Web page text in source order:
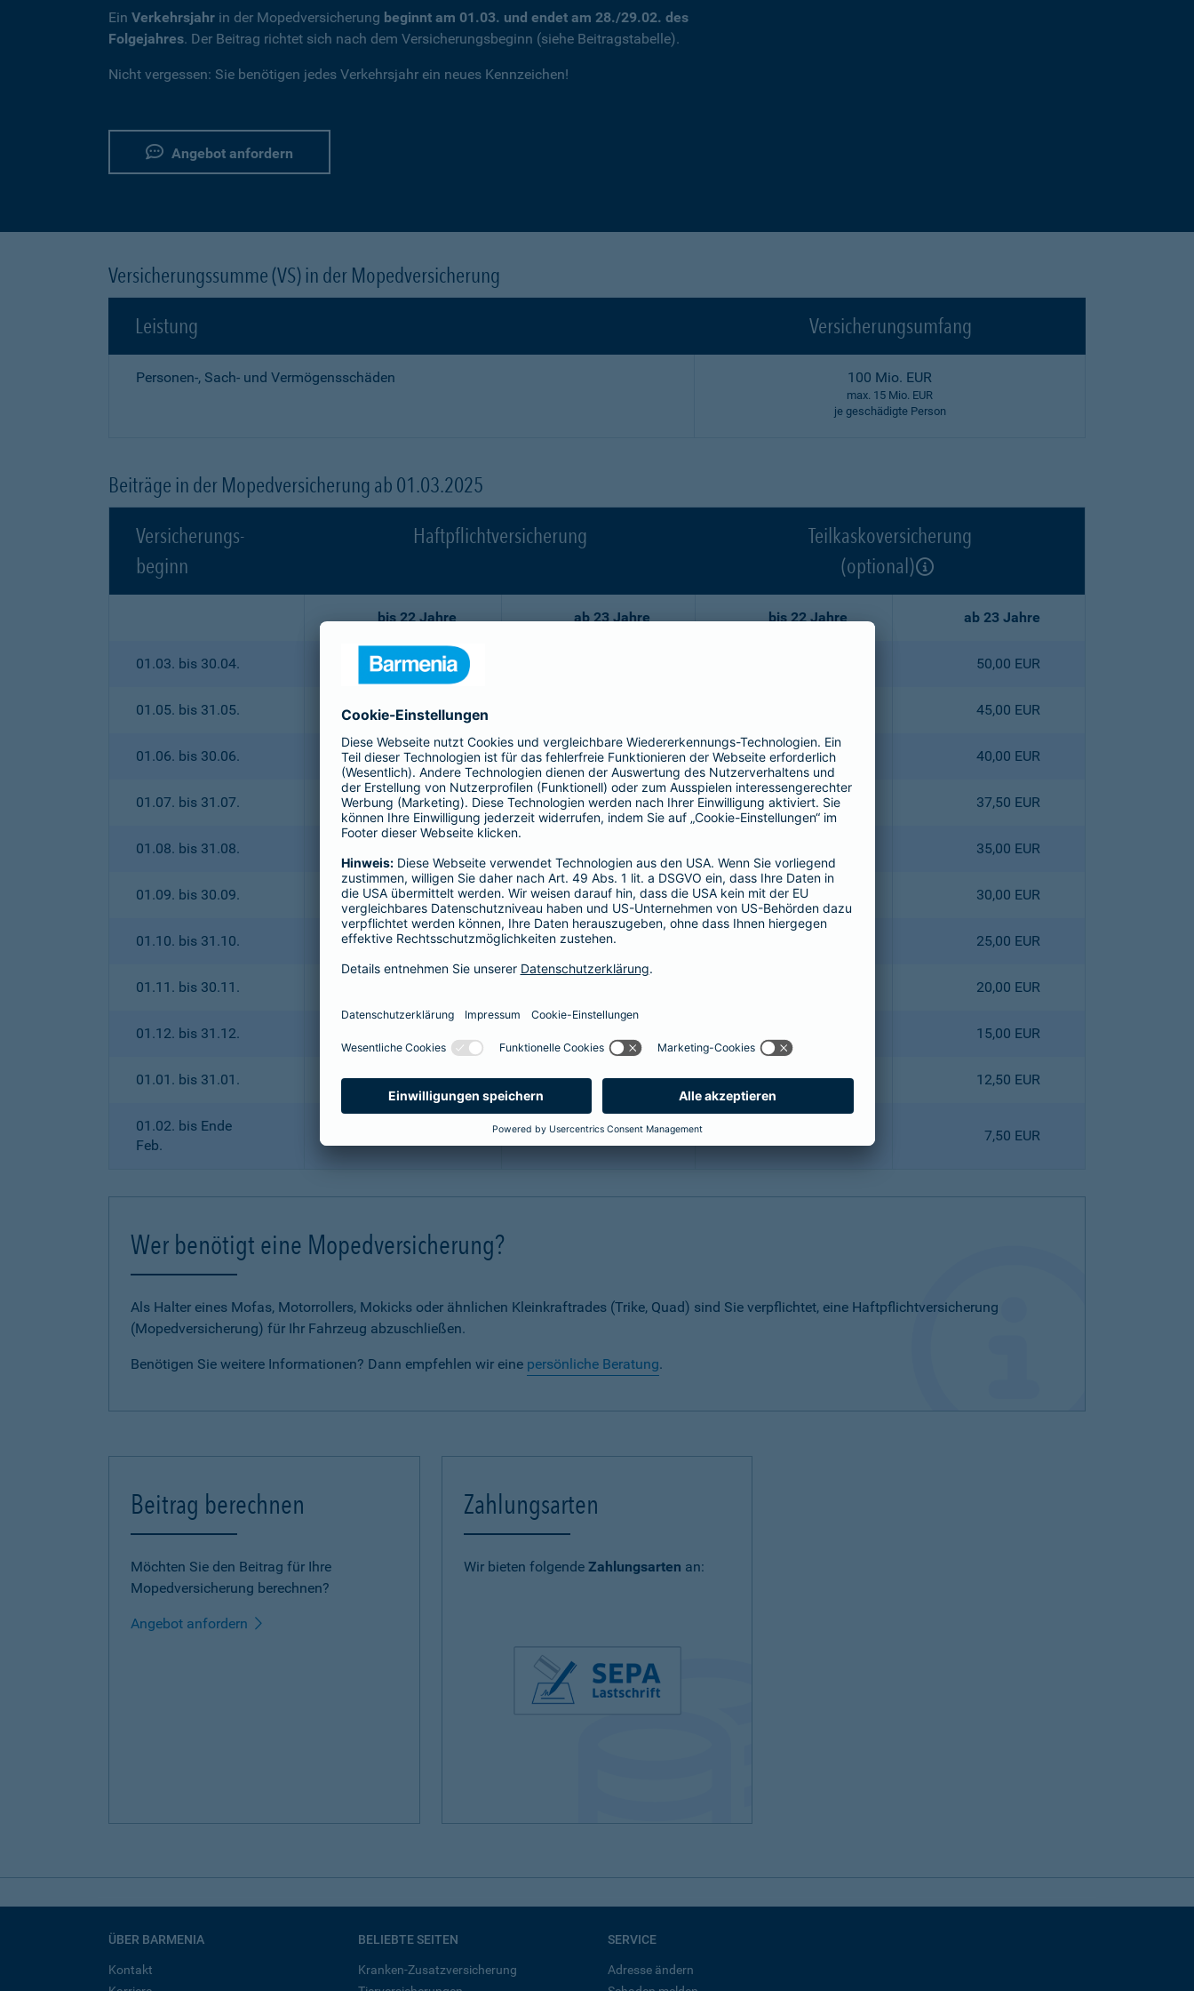
Ein Verkehrsjahr in der Mopedversicherung beginnt am 01.03. und endet am 28./29.02. des
Folgejahres. Der Beitrag richtet sich nach dem Versicherungsbeginn (siehe Beitragstabelle).
Nicht vergessen: Sie benötigen jedes Verkehrsjahr ein neues Kennzeichen!
Angebot anfordern
Versicherungssumme (VS) in der Mopedversicherung
Leistung
Versicherungsumfang
Personen-, Sach- und Vermögensschäden 100 Mio. EUR
max. 15 Mio. EUR
je geschädigte Person
Beiträge in der Mopedversicherung ab 01.03.2025
Versicherungs-
beginn
Haftpflichtversicherung
Teilkaskoversicherung
(optional)
bis 22 Jahre ab 23 Jahre bis 22 Jahre ab 23 Jahre
01.03. bis 30.04. 86,02 EUR 50,00 EUR
01.05. bis 31.05. 77,44 EUR 45,00 EUR
01.06. bis 30.06. 68,75 EUR 47,52 EUR 58,00 EUR 40,00 EUR
01.07. bis 31.07. 64,46 EUR 44,55 EUR 54,40 EUR 37,50 EUR
01.08. bis 31.08. 35,00 EUR
01.09. bis 30.09. 51,59 EUR 35,64 EUR 43,60 EUR 30,00 EUR
01.10. bis 31.10. 43,01 EUR 29,70 EUR 25,00 EUR
01.11. bis 30.11. 20,00 EUR
01.12. bis 31.12. 15,00 EUR
01.01. bis 31.01. 21,45 EUR 14,85 EUR 18,10 EUR 12,50 EUR
01.02. bis Ende
Feb.
8,91 EUR 7,50 EUR
Wer benötigt eine Mopedversicherung?
Als Halter eines Mofas, Motorrollers, Mokicks oder ähnlichen Kleinkraftrades (Trike, Quad) sind Sie verpflichtet, eine Haftpflichtversicherung
(Mopedversicherung) für Ihr Fahrzeug abzuschließen.
Benötigen Sie weitere Informationen? Dann empfehlen wir eine persönliche Beratung.
Beitrag berechnen
Möchten Sie den Beitrag für Ihre
Mopedversicherung berechnen?
Angebot anfordern
Zahlungsarten
Wir bieten folgende Zahlungsarten an:
ÜBER BARMENIA
Kontakt
BELIEBTE SEITEN
Kranken-Zusatzversicherung
SERVICE
Adresse ändern